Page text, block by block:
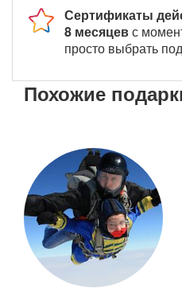
Сертификаты
8 месяцевс
просто выбрать
Похожие